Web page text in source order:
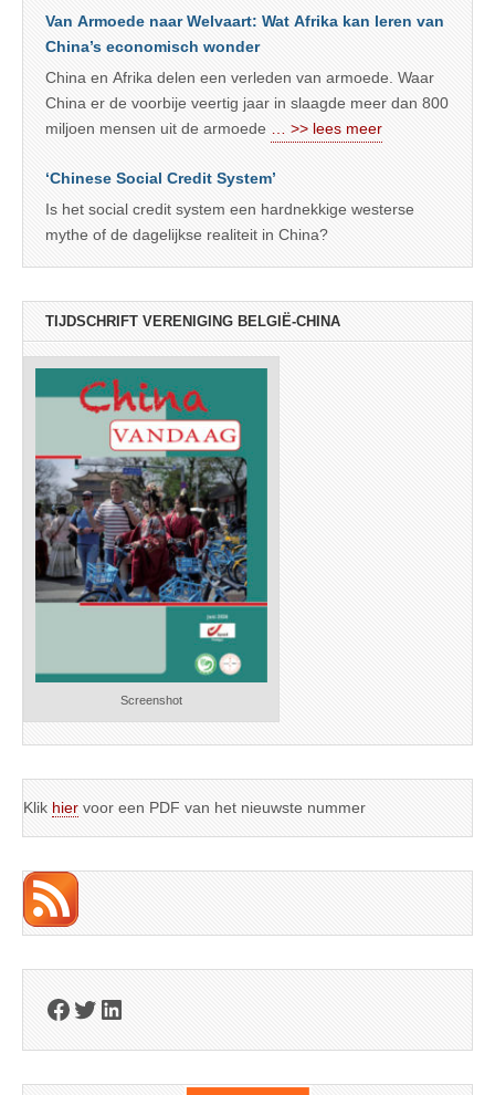
Van Armoede naar Welvaart: Wat Afrika kan leren van
China’s economisch wonder
China en Afrika delen een verleden van armoede. Waar
China er de voorbije veertig jaar in slaagde meer dan 800
miljoen mensen uit de armoede
… >> lees meer
‘Chinese Social Credit System’
Is het social credit system een hardnekkige westerse
mythe of de dagelijkse realiteit in China?
TIJDSCHRIFT VERENIGING BELGIË-CHINA
Screenshot
Klik hier voor een PDF van het nieuwste nummer
Facebook
Twitter
LinkedIn